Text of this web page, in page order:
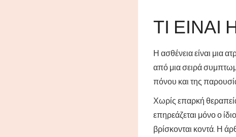
ΤΙ
Η ασθένεια είναι μια
από μια σειρά
πόνου και της
Χωρίς επαρκή
επηρεάζεται μόνο ο
βρίσκονται κοντά. Η